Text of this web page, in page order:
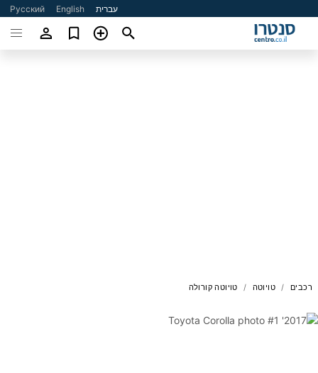
עברית English
Русский
רכבים טויוטה טויוטה קורולה